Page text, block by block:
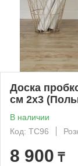
Доска
см 2x3
В наличии
Код: TC96
8 900 ₸